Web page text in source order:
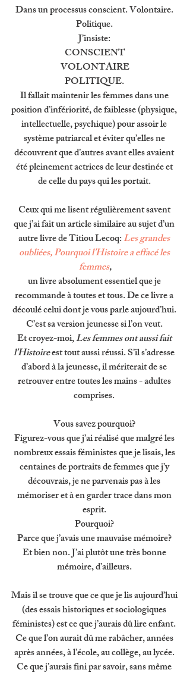
Dans un processus conscient. Volontaire.
Politique.
J’insiste:
CONSCIENT
VOLONTAIRE
POLITIQUE.
Il fallait maintenir les femmes dans une
position d’infériorité, de faiblesse (physique,
intellectuelle, psychique) pour assoir le
système patriarcal et éviter qu’elles ne
découvrent que d’autres avant elles avaient
été pleinement actrices de leur destinée et
de celle du pays qui les portait.
Ceux qui me lisent régulièrement savent
que j’ai fait un article similaire au sujet d’un
autre livre de Titiou Lecoq: Les grandes
oubliées, Pourquoi l’Histoire a effacé les
femmes,
un livre absolument essentiel que je
recommande à toutes et tous. De ce livre a
découlé celui dont je vous parle aujourd’hui.
C’est sa version jeunesse si l’on veut.
Et croyez-moi, Les femmes ont aussi fait
l’Histoire est tout aussi réussi. S’il s’adresse
d’abord à la jeunesse, il mériterait de se
retrouver entre toutes les mains - adultes
comprises.
Vous savez pourquoi?
Figurez-vous que j’ai réalisé que malgré les
nombreux essais féministes que je lisais, les
centaines de portraits de femmes que j’y
découvrais, je ne parvenais pas à les
mémoriser et à en garder trace dans mon
esprit.
Pourquoi?
Parce que j’avais une mauvaise mémoire?
Et bien non. J’ai plutôt une très bonne
mémoire, d’ailleurs.
Mais il se trouve que ce que je lis aujourd’hui
(des essais historiques et sociologiques
féministes) est ce que j’aurais dû lire enfant.
Ce que l’on aurait dû me rabâcher, années
après années, à l’école, au collège, au lycée.
Ce que j’aurais fini par savoir, sans même